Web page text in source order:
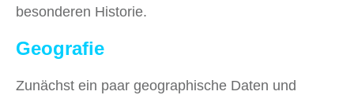
besonderen Historie.
Geografie
Zunächst ein paar geographische Daten und